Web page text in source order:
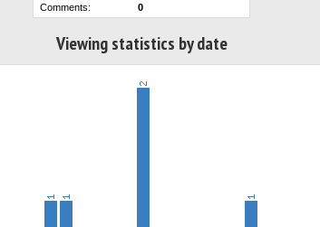
Comments:
0
Viewing statistics by date